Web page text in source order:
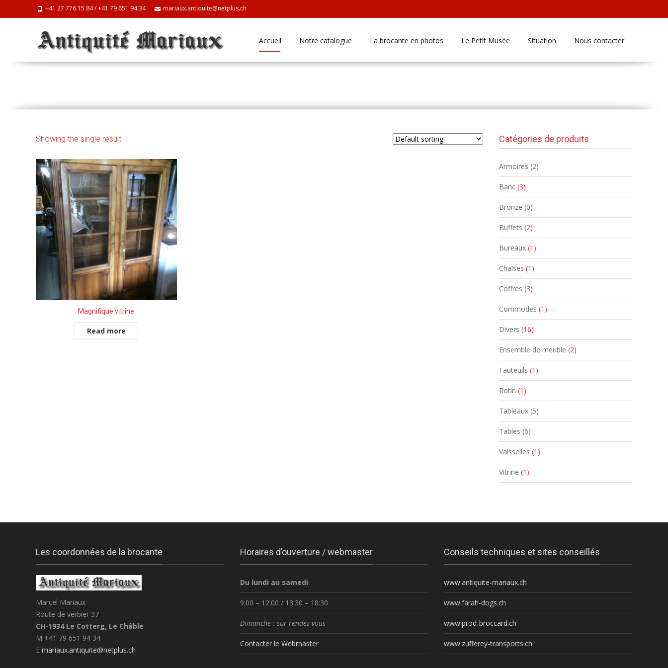
+41 27 776 15 84 / +41 79 651 94 34 mariaux.antiquite@netplus.ch
Accueil Notre catalogue La brocante en photos Le Petit Musée Situation Nous contacter
Showing the single result
Magnifique vitrine
Read more
Catégories de produits
Armoires (2)
Banc (3)
Bronze (0)
Buffets (2)
Bureaux (1)
Chaises (1)
Coffres (3)
Commodes (1)
Divers (16)
Ensemble de meuble (2)
Fauteuils (1)
Rotin (1)
Tableaux (5)
Tables (6)
Vaisselles (1)
Vitrine (1)
Les coordonnées de la brocante
Marcel Mariaux
Route de verbier 37
CH-1934 Le Cotterg, Le Châble
M +41 79 651 94 34
E mariaux.antiquite@netplus.ch
Horaires d’ouverture / webmaster
Du lundi au samedi
9:00 – 12:00 / 13:30 – 18:30
Dimanche : sur rendez-vous
Contacter le Webmaster
Conseils techniques et sites conseillés
www.antiquite-mariaux.ch
www.farah-dogs.ch
www.prod-broccard.ch
www.zufferey-transports.ch